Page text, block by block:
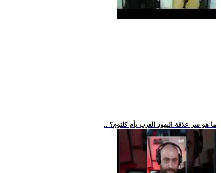
.. ما هو سر علاقة اليهود العرب بأم كلثوم؟